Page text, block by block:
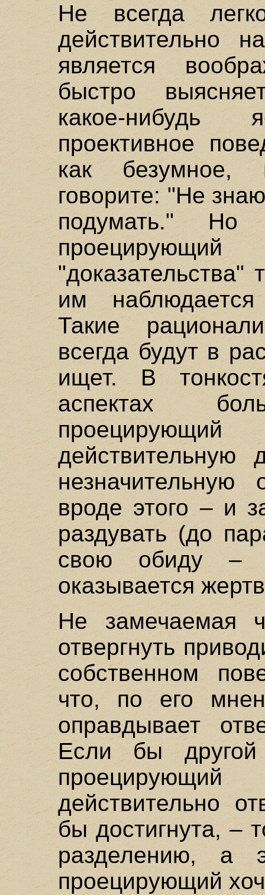
Не всегда
действительно
является
быстро
какое-нибудь
проективное
как безумное,
говорите: "Не
подумать."
"доказательства"
им наблюдается
Такие
всегда будут в
ищет. В
аспектах
проецирующий
незначительную
вроде этого – и
раздувать (до
свою обиду –
оказывается
Не замечаемая
отвергнуть
собственном
что, по его
оправдывает
Если бы другой
действительно
бы достигнута, –
разделению, а
проецирующий